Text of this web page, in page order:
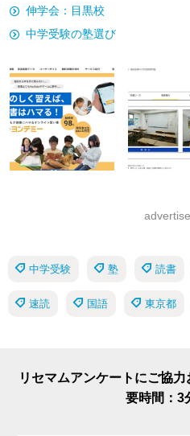
伸学会：目黒校
中学受験の塾選び
中学受験 塾 読書
速読 国語 東京都
リセマムアンケートにご協
要時間：3